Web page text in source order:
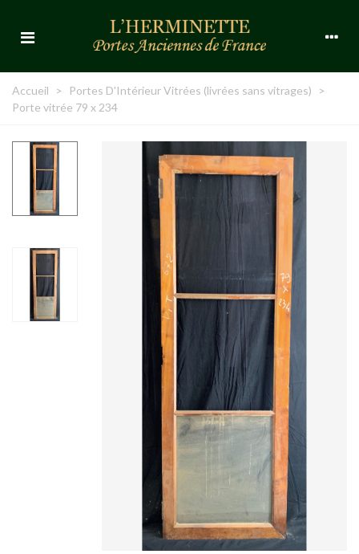
Accueil > Portes D'Intérieur Vitrées (livrées sans vitrages)
>
Porte vitrée 79 x 234